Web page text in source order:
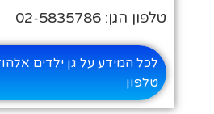
טלפון הגן: 02-5835786
לכל המידע על גן ילדים
טלפון